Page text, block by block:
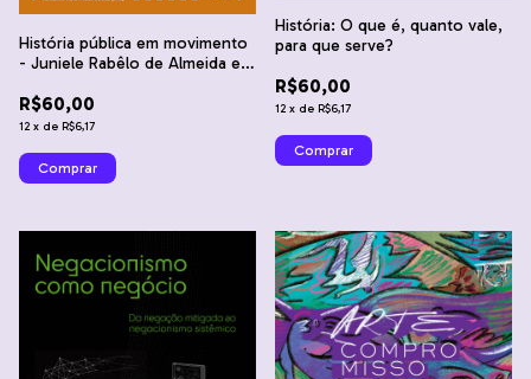
História pública em movimento
- Juniele Rabêlo de Almeida e
R$60,00
12 x de R$6,17
História: O que é, quanto vale,
para que serve?
R$60,00
12 x de R$6,17